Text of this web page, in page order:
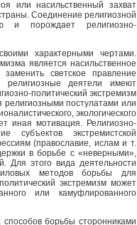
или насильственный захват
Соединение религиозной
и порождает религиозно-
характерными чертами.
является насильственное
светское правление
религиозные деятели имеют
политический экстремизм
религиозными постулатами или
экологического
иная мотивация. Религиозно-
субъектов экстремистской
(православие, ислам и т.
в борьбе с «неверными»,
Для этого вида деятельности
методов борьбы для
экстремизм может
или камуфлированного
способов борьбы сторонниками